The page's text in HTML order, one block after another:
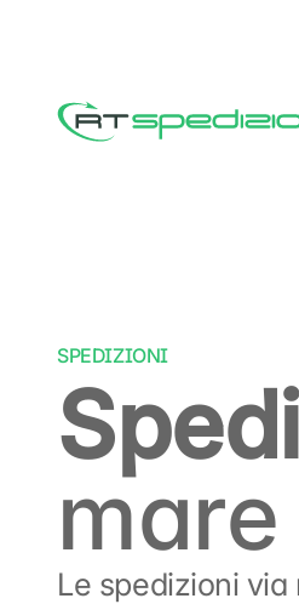
SPEDIZIONI
mare
Le spedizioni